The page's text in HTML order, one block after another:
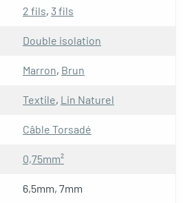
2 fils, 3 fils
Double isolation
Marron, Brun
Textile, Lin Naturel
Câble Torsadé
0,75mm²
6,5mm, 7mm